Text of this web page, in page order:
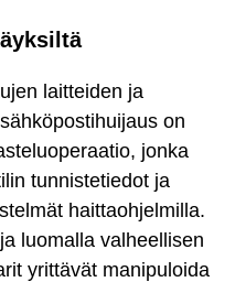
laitteiden ja
on
jonka
tunnistetiedot ja
haittaohjelmilla.
luomalla valheellisen
yrittävät manipuloida